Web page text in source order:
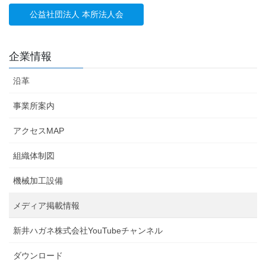
公益社団法人 本所法人会
企業情報
沿革
事業所案内
アクセスMAP
組織体制図
機械加工設備
メディア掲載情報
新井ハガネ株式会社YouTubeチャンネル
ダウンロード